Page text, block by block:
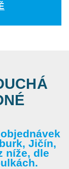
Jičín,
níže, dle